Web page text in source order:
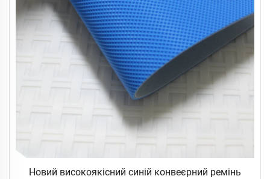
Новий високоякісний синій конвеєрний ремінь